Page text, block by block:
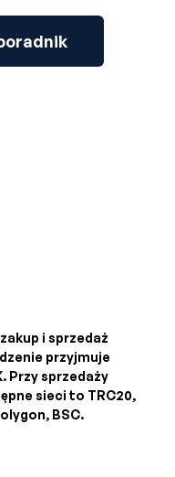
i sprzedaż
przyjmuje
. Przy sprzedaży
sieci to TRC20,
BSC.